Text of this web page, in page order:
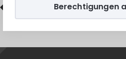
Berechtigungen
Facebook Twitter